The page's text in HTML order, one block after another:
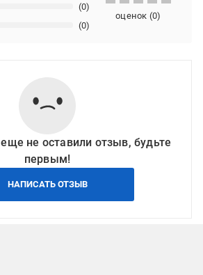
(0)
(0)
оценок (0)
не оставили отзыв, будьте
первым!
НАПИСАТЬ ОТЗЫВ